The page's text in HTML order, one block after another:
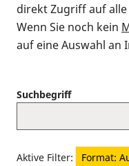
direkt Zugriff auf
Wenn Sie noch kein
auf eine Auswahl an
Suchbegriff
Aktive Filter:
Format: